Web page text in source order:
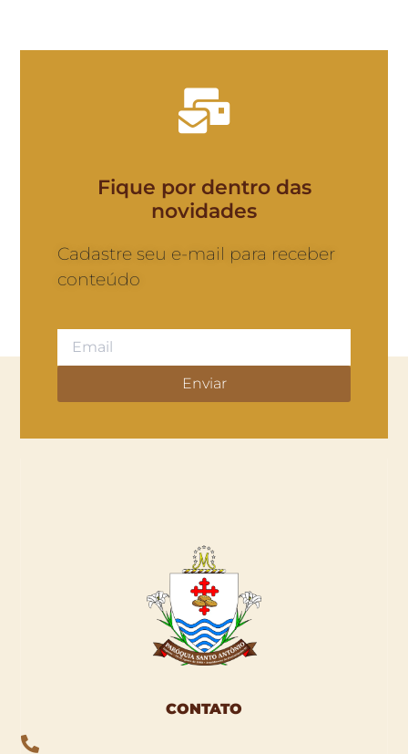
Fique por dentro das
novidades
Cadastre seu e-mail para receber
conteúdo
Enviar
CONTATO